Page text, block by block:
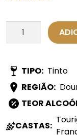
Quantidade
Judas
Priest
Tinto
-
Reserva
TIPO: Tinto
REGIÃO:
TEOR
CASTAS: